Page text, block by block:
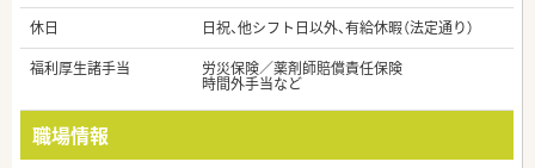
休日
日祝、他シフト日以外、有給休暇（法定通り）
福利厚生諸手当
労災保険／薬剤師賠償責任保険
時間外手当など
職場情報